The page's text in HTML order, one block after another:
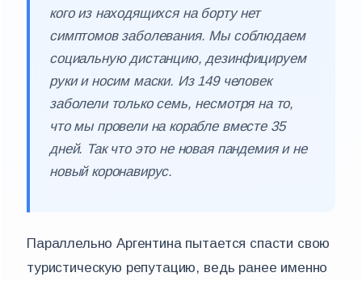
кого из находящихся на борту нет
симптомов заболевания. Мы соблюдаем
социальную дистанцию, дезинфицируем
руки и носим маски. Из 149 человек
заболели только семь, несмотря на то,
что мы провели на корабле вместе 35
дней. Так что это не новая пандемия и не
новый коронавирус.
Параллельно Аргентина пытается спасти свою
туристическую репутацию, ведь ранее именно